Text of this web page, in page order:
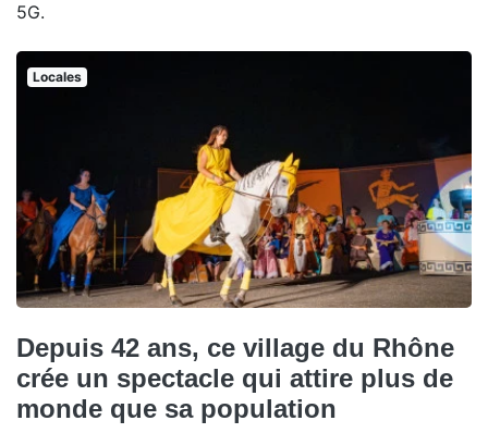
5G.
Locales
Depuis 42 ans, ce village du Rhône
crée un spectacle qui attire plus de
monde que sa population